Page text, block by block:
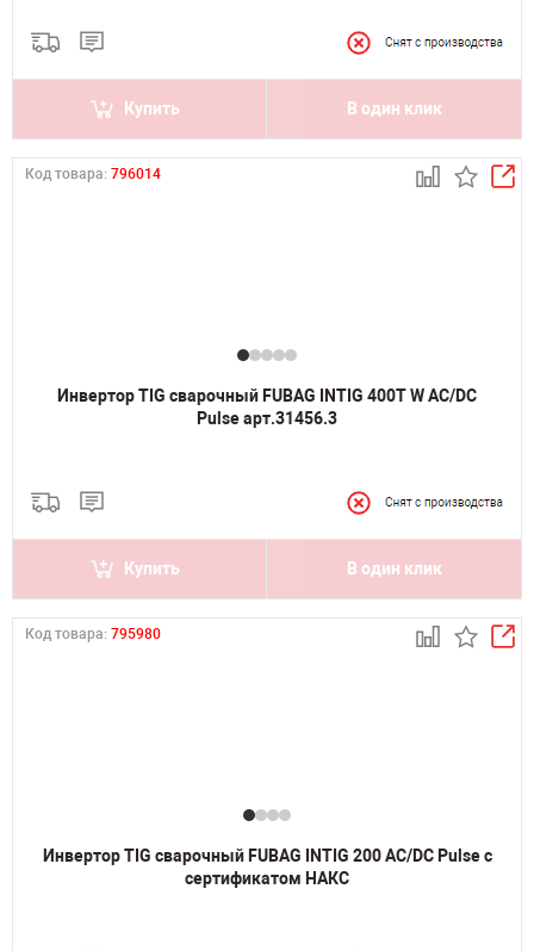
Купить В один клик
Код товара: 796014
Инвертор TIG сварочный FUBAG INTIG 400T W AC/DC
Pulse арт.31456.3
Купить В один клик
Код товара: 795980
Инвертор TIG сварочный FUBAG INTIG 200 AC/DC Pulse с
сертификатом НАКС